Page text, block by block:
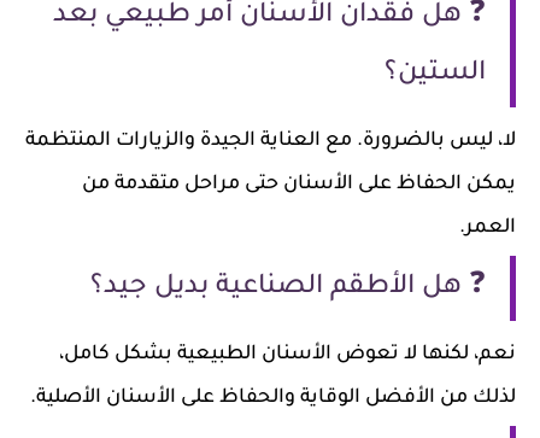
❓ هل فقدان الأسنان أمر طبيعي بعد
الستين؟
لا، ليس بالضرورة. مع العناية الجيدة والزيارات المنتظمة
يمكن الحفاظ على الأسنان حتى مراحل متقدمة من
العمر.
❓ هل الأطقم الصناعية بديل جيد؟
نعم، لكنها لا تعوض الأسنان الطبيعية بشكل كامل،
لذلك من الأفضل الوقاية والحفاظ على الأسنان الأصلية.